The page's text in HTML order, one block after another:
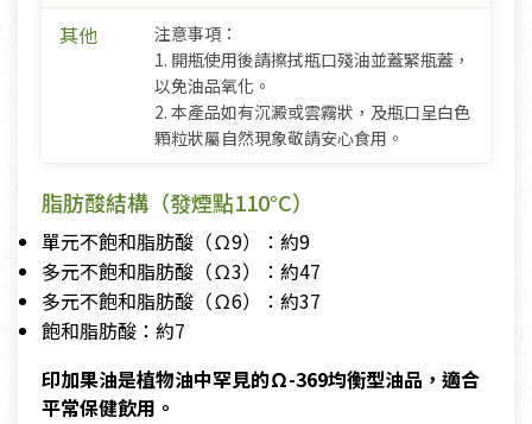
其他
注意事項：
1. 開瓶使用後請擦拭瓶口殘油並蓋緊瓶蓋，
以免油品氧化。
2. 本產品如有沉澱或雲霧狀，及瓶口呈白色
顆粒狀屬自然現象敬請安心食用。
脂肪酸結構（發煙點110°C）
單元不飽和脂肪酸（Ω9）：約9
多元不飽和脂肪酸（Ω3）：約47
多元不飽和脂肪酸（Ω6）：約37
飽和脂肪酸：約7
印加果油是植物油中罕見的Ω-369均衡型油品，適合
平常保健飲用。